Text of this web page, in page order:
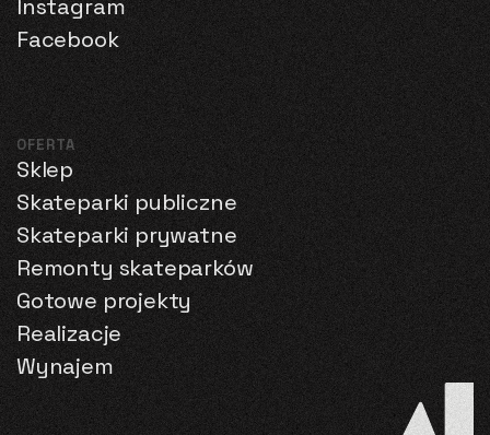
Instagram
Facebook
OFERTA
Sklep
Skateparki publiczne
Skateparki prywatne
Remonty skateparków
Gotowe projekty
Realizacje
Wynajem